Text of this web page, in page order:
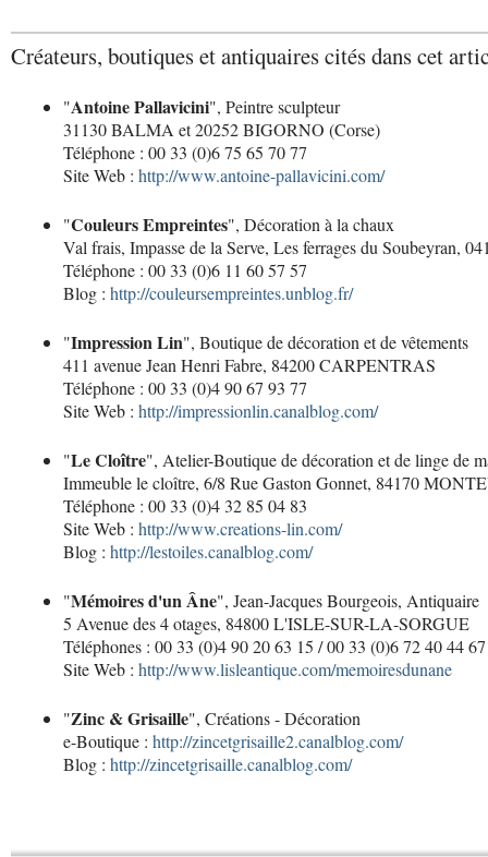
Créateurs, boutiques et antiquaires cités dans cet
"Antoine Pallavicini", Peintre sculpteur
31130 BALMA et 20252 BIGORNO (Corse)
Téléphone : 00 33 (0)6 75 65 70 77
Site Web : http://www.antoine-pallavicini.com/
"Couleurs Empreintes", Décoration à la chaux
Val frais, Impasse de la Serve, Les ferrages du Soubeyran,
Téléphone : 00 33 (0)6 11 60 57 57
Blog : http://couleursempreintes.unblog.fr/
"Impression Lin", Boutique de décoration et de vêtements
411 avenue Jean Henri Fabre, 84200 CARPENTRAS
Téléphone : 00 33 (0)4 90 67 93 77
Site Web : http://impressionlin.canalblog.com/
"Le Cloître", Atelier-Boutique de décoration et de linge de
Immeuble le cloître, 6/8 Rue Gaston Gonnet, 84170
Téléphone : 00 33 (0)4 32 85 04 83
Site Web : http://www.creations-lin.com/
Blog : http://lestoiles.canalblog.com/
"Mémoires d'un Âne", Jean-Jacques Bourgeois, Antiquaire
5 Avenue des 4 otages, 84800 L'ISLE-SUR-LA-SORGUE
Téléphones : 00 33 (0)4 90 20 63 15 / 00 33 (0)6 72 40 44 67
Site Web : http://www.lisleantique.com/memoiresdunane
"Zinc & Grisaille", Créations - Décoration
e-Boutique : http://zincetgrisaille2.canalblog.com/
Blog : http://zincetgrisaille.canalblog.com/